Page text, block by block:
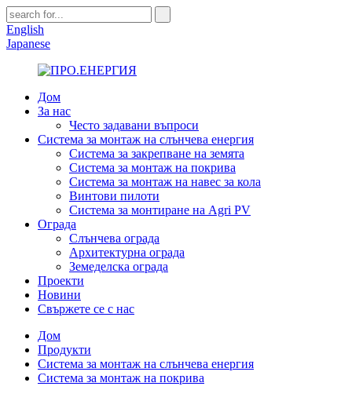
English
Japanese
Дом
За нас
Често задавани въпроси
Система за монтаж на слънчева енергия
Система за закрепване на земята
Система за монтаж на покрива
Система за монтаж на навес за кола
Винтови пилоти
Система за монтиране на Agri PV
Ограда
Слънчева ограда
Архитектурна ограда
Земеделска ограда
Проекти
Новини
Свържете се с нас
Дом
Продукти
Система за монтаж на слънчева енергия
Система за монтаж на покрива